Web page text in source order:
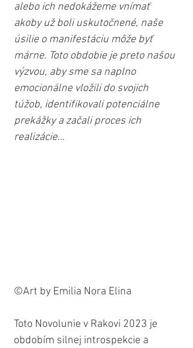
alebo ich nedokážeme vnímať
akoby už boli uskutočnené, naše
úsilie o manifestáciu môže byť
márne. Toto obdobie je preto našou
výzvou, aby sme sa naplno
emocionálne vložili do svojich
túžob, identifikovali potenciálne
prekážky a začali proces ich
realizácie...
©Art by Emilia Nora Elina
Toto Novolunie v Rakovi 2023 je
obdobím silnej introspekcie a